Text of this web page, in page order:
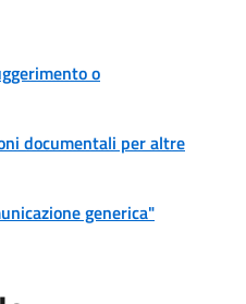
o
documentali per altre
generica"